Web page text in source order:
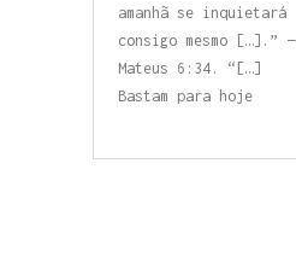
amanhã se inquietará
consigo mesmo […].” —
Mateus 6:34.
“[…]
Bastam para hoje